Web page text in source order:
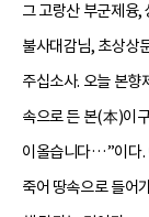
그 고랑산 부군제융,
불사대감님, 초상상
주십소사. 오늘 본향
속으로 든 본(本)이
이올습니다…”이다.
죽어 땅속으로 들어